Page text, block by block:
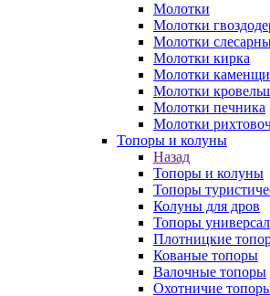
Молотки
Молотки
Молотки
Молотки кирка
Молотки
Молотки
Молотки печника
Молотки
Топоры и колуны
Назад
Топоры и колуны
Топоры
Колуны для дров
Топоры
Плотницкие
Кованые топоры
Валочные топоры
Охотничие